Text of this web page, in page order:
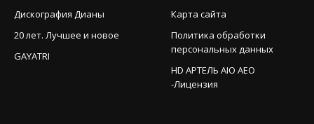
Дискография Дианы
20 лет. Лучшее и новое
GAYATRI
Карта сайта
Политика обработки
персональных данных
HD АРТЕЛЬ AIO AEO
-Лицензия